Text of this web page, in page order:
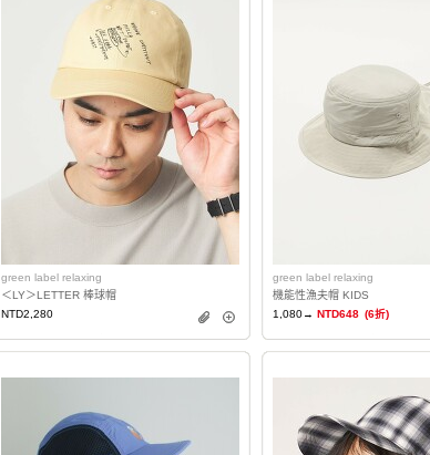
green label relaxing
＜LY＞LETTER 棒球帽
NTD2,280
green label relaxing
機能性漁夫帽 KIDS
1,080→ NTD648 (6折)